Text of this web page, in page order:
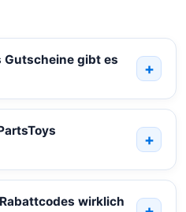
Gutscheine gibt es
wirklich